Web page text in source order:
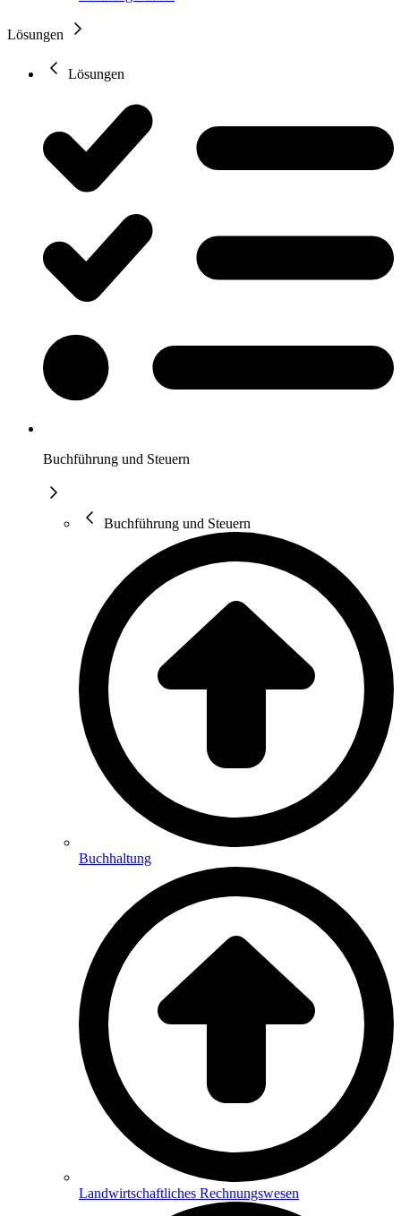
Lösungen
Lösungen
Buchführung und Steuern
Buchführung und Steuern
Buchhaltung
Landwirtschaftliches Rechnungswesen